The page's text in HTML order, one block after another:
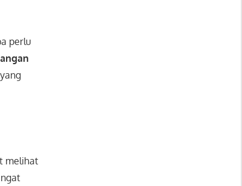
perlu
yang
melihat